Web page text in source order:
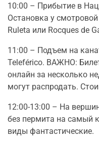
10:00 – Прибытие в
Остановка у
Ruleta или Rocques de
11:00 – Подъем на
Teleférico. ВАЖНО:
онлайн за несколько
могут распродать.
12:00-13:00 – На
без пермита на самый
виды фантастические.